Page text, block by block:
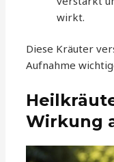
wirkt.
Diese Kräuter
Aufnahme
Wirkung